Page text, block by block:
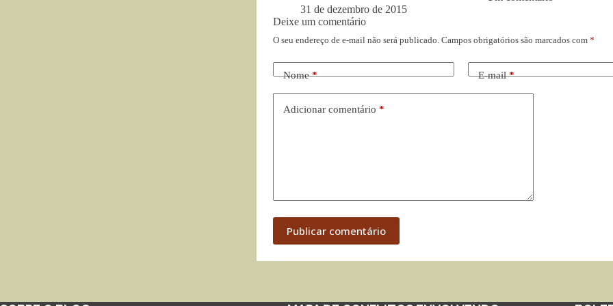
31 de dezembro de 2015
Deixe um comentário
O seu endereço de e-mail não será publicado. Campos obrigatórios são marcados com *
Nome* E-mail*
Adicionar comentário *
Publicar comentário